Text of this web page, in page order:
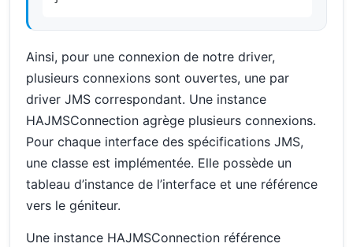
Ainsi, pour une connexion de notre driver,
plusieurs connexions sont ouvertes, une par
driver JMS correspondant. Une instance
HAJMSConnection agrège plusieurs connexions.
Pour chaque interface des spécifications JMS,
une classe est implémentée. Elle possède un
tableau d’instance de l’interface et une référence
vers le géniteur.
Une instance HAJMSConnection référence